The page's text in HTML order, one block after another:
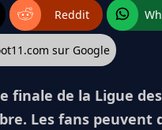
Reddit
sur Google
finale de la Ligue
Les fans peuvent